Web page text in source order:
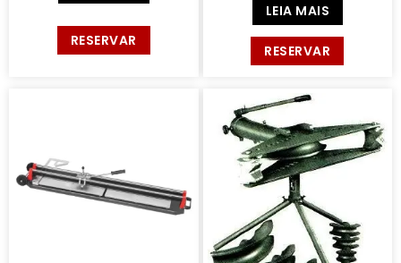
RESERVAR
LEIA MAIS
RESERVAR